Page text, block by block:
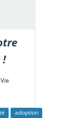
!
adoption